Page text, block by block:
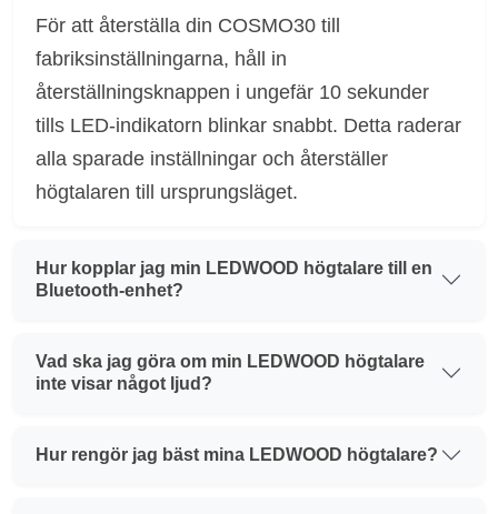
För att återställa din COSMO30 till
fabriksinställningarna, håll in
återställningsknappen i ungefär 10 sekunder
tills LED-indikatorn blinkar snabbt. Detta raderar
alla sparade inställningar och återställer
högtalaren till ursprungsläget.
Hur kopplar jag min LEDWOOD högtalare till en
Bluetooth-enhet?
Vad ska jag göra om min LEDWOOD högtalare
inte visar något ljud?
Hur rengör jag bäst mina LEDWOOD högtalare?